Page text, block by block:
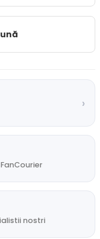
›
nostri